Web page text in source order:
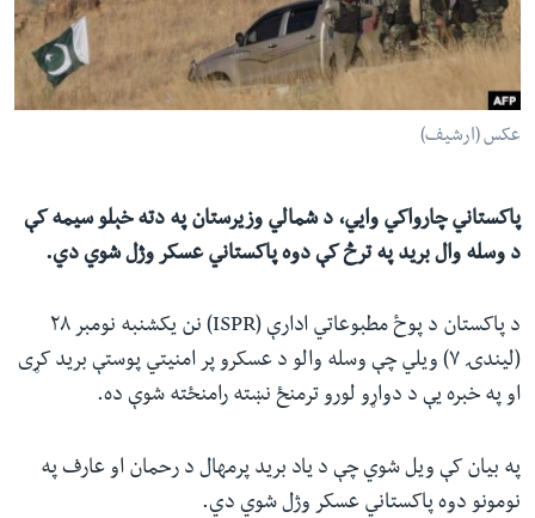
شئ
لټون
ځای
له مونږ سره په تماس کې پاتې شئ
عکس (ارشیف)
پاکستاني چارواکي وايي، د شمالي وزیرستان په دته خېلو سیمه کې
د وسله وال برید په ترڅ کې دوه پاکستاني عسکر وژل شوي دي.
د پاکستان د پوځ مطبوعاتي ادارې (ISPR) نن یکشنبه نومبر ۲۸
(لیندۍ ۷) ویلي چې وسله والو د عسکرو پر امنیتي پوستې برید کړی
او په خبره یې د دواړو لورو ترمنځ نښته رامنځته شوې ده.
په بیان کې ويل شوي چې د یاد برید پرمهال د رحمان او عارف په
نومونو دوه پاکستاني عسکر وژل شوي دي.